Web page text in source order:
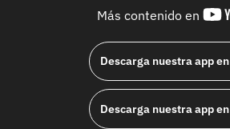
Más contenido en
Descarga nuestra app en
Descarga nuestra app en